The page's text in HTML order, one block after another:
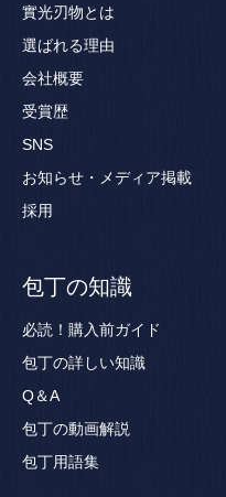
實光刃物とは
選ばれる理由
会社概要
受賞歴
SNS
お知らせ・メディア掲載
採用
包丁の知識
必読！購入前ガイド
包丁の詳しい知識
Q＆A
包丁の動画解説
包丁用語集